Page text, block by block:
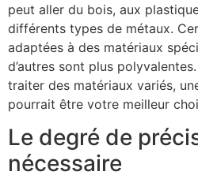
peut aller du bois, aux
différents types de métaux.
adaptées à des matériaux
d’autres sont plus
traiter des matériaux variés,
pourrait être votre meilleur
Le degré de
nécessaire